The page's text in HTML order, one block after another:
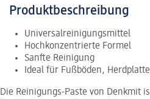
Produktbeschreibung
Universalreinigungsmittel
Hochkonzentrierte Formel
Sanfte Reinigung
Ideal für Fußböden,
Die Reinigungs-Paste von Denkmit